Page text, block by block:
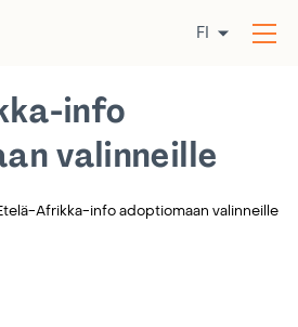
FI
Afrikka-info adoptiomaan valinneille
info
valinneille